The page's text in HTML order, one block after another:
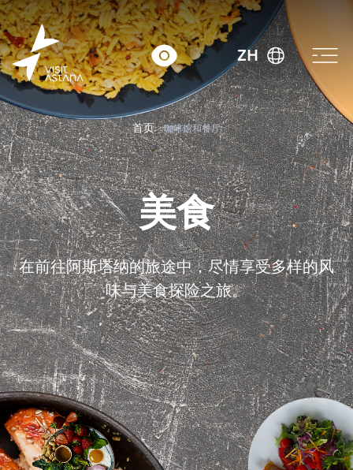
ZH
首页 咖啡馆和餐厅
美食
在前往阿斯塔纳的旅途中，尽情享受多样的风
味与美食探险之旅。